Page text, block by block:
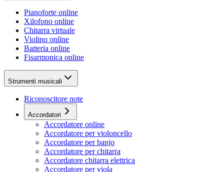
Pianoforte online
Xilofono online
Chitarra virtuale
Violino online
Batteria online
Fisarmonica online
Strumenti musicali
Riconoscitore note
Accordatori
Accordatore online
Accordatore per violoncello
Accordatore per banjo
Accordatore per chitarra
Accordatore chitarra elettrica
Accordatore per viola